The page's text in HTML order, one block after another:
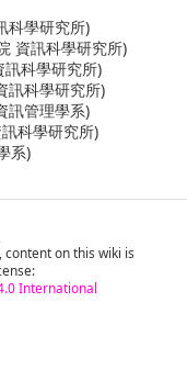
科學研究所)
資訊科學研究所)
科學研究所)
訊科學研究所)
訊管理學系)
科學研究所)
系)
on this wiki is
International